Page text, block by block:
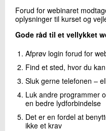
+45 72 20 30 00
Send e-mail
Kontakt os
Forud for webinaret
oplysninger til kurset og
Gode råd til et vellykket
Afprøv login forud for
Find et sted, hvor du
Sluk gerne telefonen –
Luk andre programmer
en bedre lydforbindelse
Det er en fordel at
ikke et krav